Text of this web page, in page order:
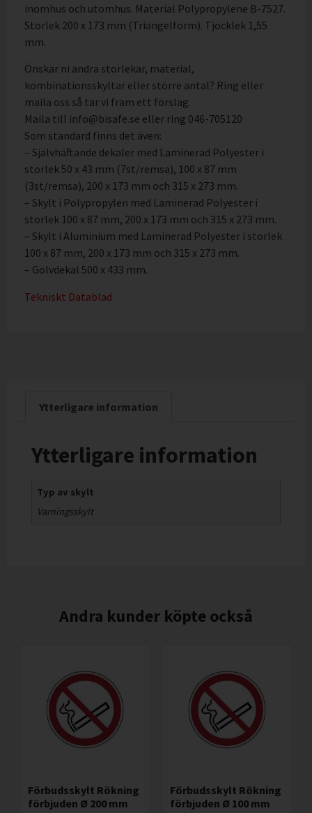
inomhus och utomhus. Material Polypropylene B-7527.
Storlek 200 x 173 mm (Triangelform). Tjocklek 1,55
mm.
Önskar ni andra storlekar, material,
kombinationsskyltar eller större antal? Ring eller
maila oss så tar vi fram ett förslag.
Maila till info@bisafe.se eller ring 046-705120
Som standard finns det även:
– Självhäftande dekaler med Laminerad Polyester i
storlek 50 x 43 mm (7st/remsa), 100 x 87 mm
(3st/remsa), 200 x 173 mm och 315 x 273 mm.
– Skylt i Polypropylen med Laminerad Polyester i
storlek 100 x 87 mm, 200 x 173 mm och 315 x 273 mm.
– Skylt i Aluminium med Laminerad Polyester i storlek
100 x 87 mm, 200 x 173 mm och 315 x 273 mm.
– Golvdekal 500 x 433 mm.
Tekniskt Datablad
Ytterligare information
Ytterligare information
Typ av skylt
Varningsskylt
Andra kunder köpte också
Förbudsskylt Rökning
förbjuden Ø 200 mm
Förbudsskylt Rökning
förbjuden Ø 100 mm